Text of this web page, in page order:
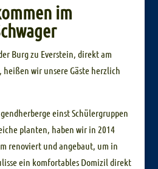
im
Burg zu Everstein, direkt am
heißen wir unsere Gäste herzlich
einst Schülergruppen
planten, haben wir in 2014
renoviert und angebaut, um in
ein komfortables Domizil direkt